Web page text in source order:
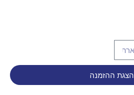
הצגת ההזמנה